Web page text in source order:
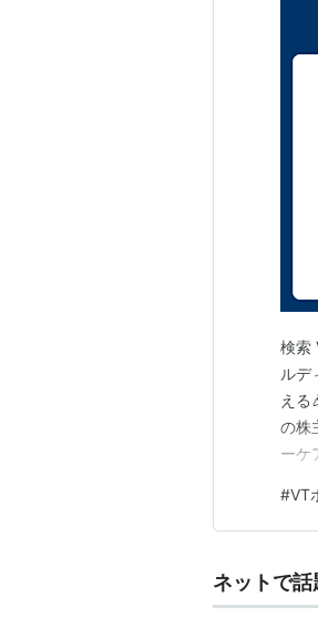
検索
ルデ
える
の株
ーケ
にチ
待
#VT
ネットで話